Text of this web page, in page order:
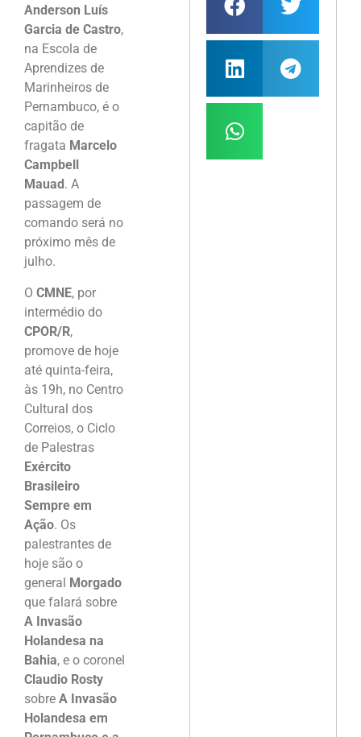
Anderson Luís
Garcia de Castro,
na Escola de
Aprendizes de
Marinheiros de
Pernambuco, é o
capitão de
fragata Marcelo
Campbell
Mauad . A
passagem de
comando será no
próximo mês de
julho.
O CMNE, por
intermédio do
CPOR/R,
promove de hoje
até quinta-feira,
às 19h, no Centro
Cultural dos
Correios, o Ciclo
de Palestras
Exército
Brasileiro
Sempre em
Ação. Os
palestrantes de
hoje são o
general Morgado
que falará sobre
A Invasão
Holandesa na
Bahia, e o coronel
Claudio Rosty
sobre A Invasão
Holandesa em